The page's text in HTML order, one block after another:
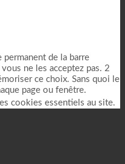
permanent de la barre
ne les acceptez pas. 2
ce choix. Sans quoi le
page ou fenêtre.
cookies essentiels au site.